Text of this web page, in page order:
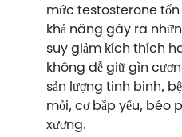
mức testosterone
khả năng gây ra
suy giảm kích thích
không dễ giữ gìn
sản lượng tinh binh,
mỏi, cơ bắp yếu, béo
xương.